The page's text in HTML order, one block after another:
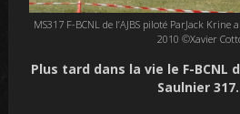
MS317 F-BCNL de l’AJBS piloté ParJack
2010 ©Xavier
Plus tard dans la vie le F-BCNL
Saulnier